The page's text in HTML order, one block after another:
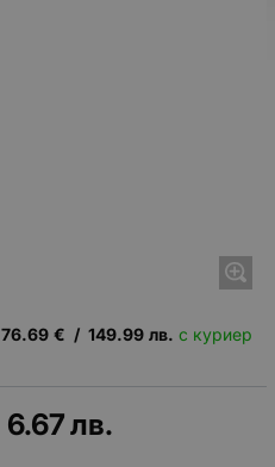
76.69 € / 149.99 лв. с куриер
6.67лв.